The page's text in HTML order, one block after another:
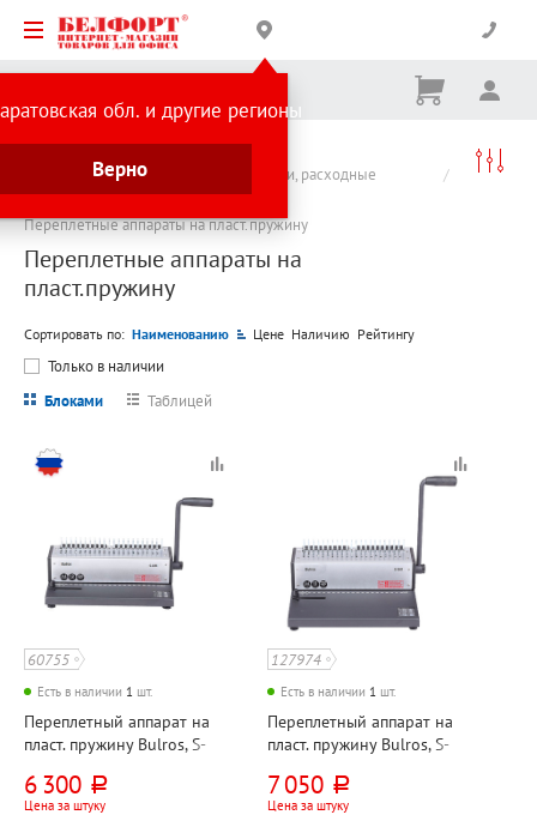
обл. и другие регионы
Верно
Корзина
Ничего
Каталог товаров
Оборудование для офиса и полиграфии, расходные
материалы
Переплетные аппараты
Переплетные аппараты на пласт.пружину
Переплетные аппараты на
пласт.пружину
Сортировать по: Наименованию Цене Наличию Рейтингу
Только в наличии
Блоками
Таблицей
60755
Есть в наличии 1 шт.
Переплетный аппарат на
пласт. пружину Bulros, S-
листов, переплет 200
листов
6 300 руб.
Цена за штуку
127974
Есть в наличии 1 шт.
Переплетный аппарат на
пласт. пружину Bulros, S-
листов, переплет 350
листов
7 050 руб.
Цена за штуку